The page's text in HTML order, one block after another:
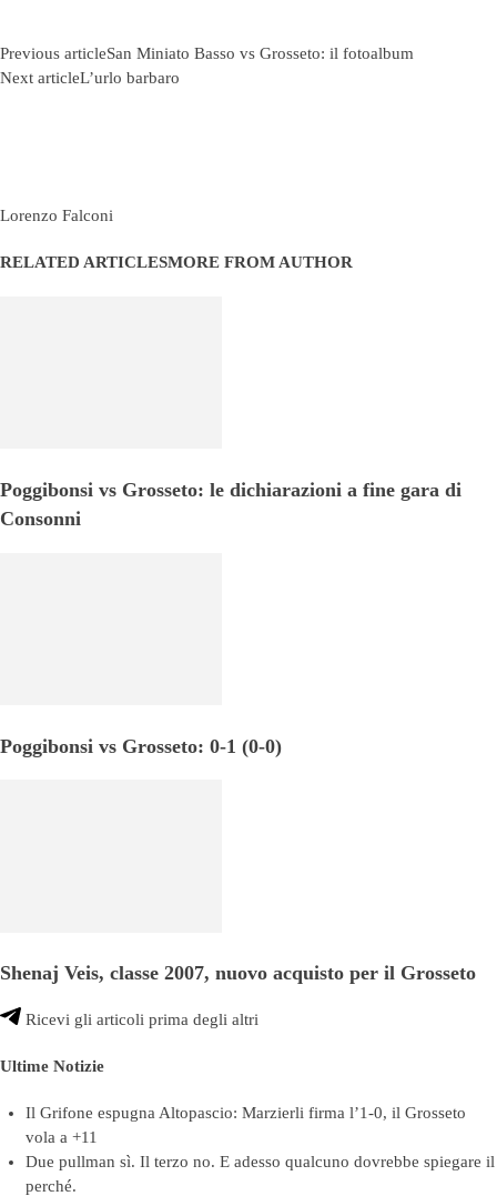
Previous articleSan Miniato Basso vs Grosseto: il fotoalbum
Next articleL’urlo barbaro
Lorenzo Falconi
RELATED ARTICLESMORE FROM AUTHOR
Poggibonsi vs Grosseto: le dichiarazioni a fine gara di
Consonni
Poggibonsi vs Grosseto: 0-1 (0-0)
Shenaj Veis, classe 2007, nuovo acquisto per il Grosseto
Ricevi gli articoli prima degli altri
Ultime Notizie
Il Grifone espugna Altopascio: Marzierli firma l’1-0, il Grosseto
vola a +11
Due pullman sì. Il terzo no. E adesso qualcuno dovrebbe spiegare il
perché.